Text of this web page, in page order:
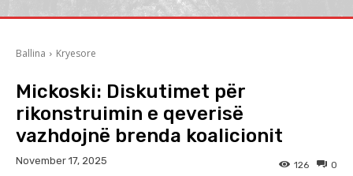
Ballina Kryesore
Mickoski: Diskutimet për
rikonstruimin e qeverisë
vazhdojnë brenda koalicionit
November 17, 2025 0
126